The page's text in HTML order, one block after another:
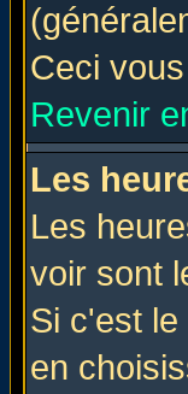
Ceci
Revenir
Les
Les
voir sont
Si c'est
en